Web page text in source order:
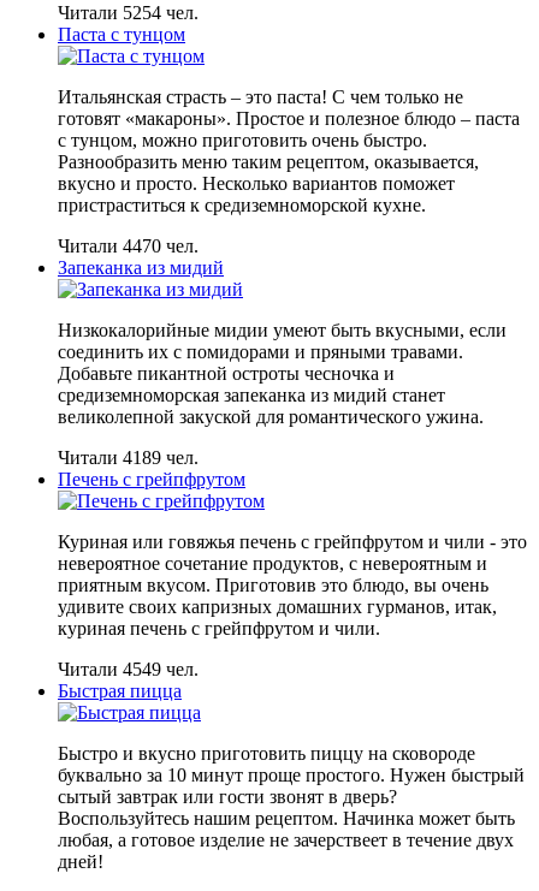
Читали 5254 чел.
Паста с тунцом
Итальянская страсть – это паста! С чем только не
готовят «макароны». Простое и полезное блюдо – паста
с тунцом, можно приготовить очень быстро.
Разнообразить меню таким рецептом, оказывается,
вкусно и просто. Несколько вариантов поможет
пристраститься к средиземноморской кухне.
Читали 4470 чел.
Запеканка из мидий
Низкокалорийные мидии умеют быть вкусными, если
соединить их с помидорами и пряными травами.
Добавьте пикантной остроты чесночка и
средиземноморская запеканка из мидий станет
великолепной закуской для романтического ужина.
Читали 4189 чел.
Печень с грейпфрутом
Куриная или говяжья печень с грейпфрутом и чили - это
невероятное сочетание продуктов, с невероятным и
приятным вкусом. Приготовив это блюдо, вы очень
удивите своих капризных домашних гурманов, итак,
куриная печень с грейпфрутом и чили.
Читали 4549 чел.
Быстрая пицца
Быстро и вкусно приготовить пиццу на сковороде
буквально за 10 минут проще простого. Нужен быстрый
сытый завтрак или гости звонят в дверь?
Воспользуйтесь нашим рецептом. Начинка может быть
любая, а готовое изделие не зачерствеет в течение двух
дней!